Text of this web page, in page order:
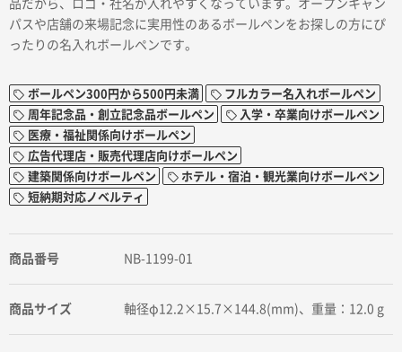
品だから、ロゴ・社名が入れやすくなっています。オープンキャン
パスや店舗の来場記念に実用性のあるボールペンをお探しの方にぴ
ったりの名入れボールペンです。
ボールペン300円から500円未満
フルカラー名入れボールペン
周年記念品・創立記念品ボールペン
入学・卒業向けボールペン
医療・福祉関係向けボールペン
広告代理店・販売代理店向けボールペン
建築関係向けボールペン
ホテル・宿泊・観光業向けボールペン
短納期対応ノベルティ
商品番号 NB-1199-01
商品サイズ 軸径φ12.2×15.7×144.8(mm)、重量：12.0 g